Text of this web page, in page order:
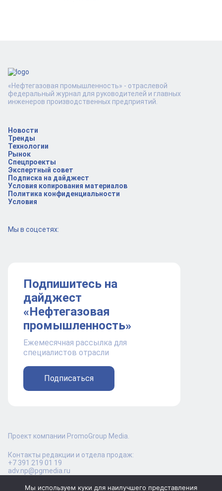
Новости
Тренды
Технологии
Рынок
Спецпроекты
Экспертный совет
Подписка на дайджест
Условия копирования материалов
Политика конфиденциальности
Условия
Мы в соцсетях:
Подпишитесь на
дайджест
«Нефтегазовая
промышленность»
Ежемесячная рассылка для
специалистов отрасли
Подписаться
«Нефтегазовая промышленность» - отраслевой
федеральный журнал для руководителей и главных
инженеров производственных предприятий.
Проект компании PromoGroup Media.
Контакты редакции и отдела продаж:
+7 391 219 01 19
adv.np@pgmedia.ru
Мы используем куки для наилучшего представления